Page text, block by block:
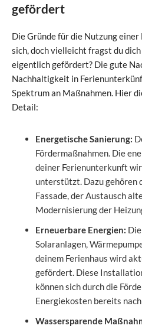
gefördert
Die Gründe für die Nutzung
sich, doch vielleicht fragst du
eigentlich gefördert? Die gute
Nachhaltigkeit in
Spektrum an Maßnahmen. Hier
Detail:
Energetische Sanierung:
Fördermaßnahmen. Die
deiner Ferienunterkunft
unterstützt. Dazu gehören
Fassade, der Austausch
Modernisierung der
Erneuerbare Energien:
Solaranlagen,
deinem Ferienhaus wird
gefördert. Diese
können sich durch die
Energiekosten bereits
Wassersparende